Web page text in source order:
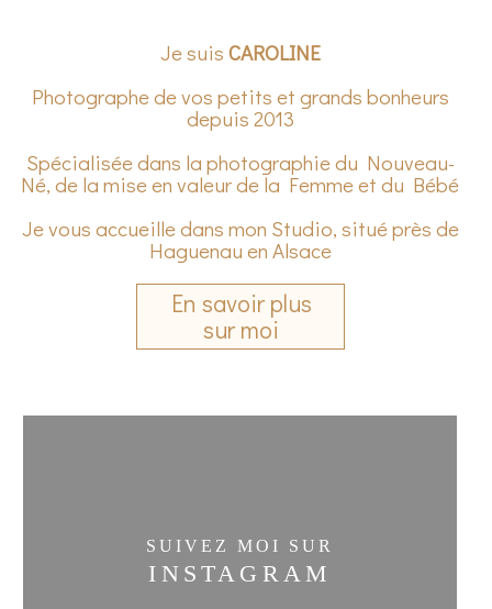
Je suis CAROLINE
Photographe de vos petits et grands bonheurs
depuis 2013
Spécialisée dans la photographie du Nouveau-
Né, de la mise en valeur de la Femme et du Bébé
Je vous accueille dans mon Studio, situé près de
Haguenau en Alsace
En savoir plus
sur moi
INSTAGRAM
SUIVEZ MOI SUR